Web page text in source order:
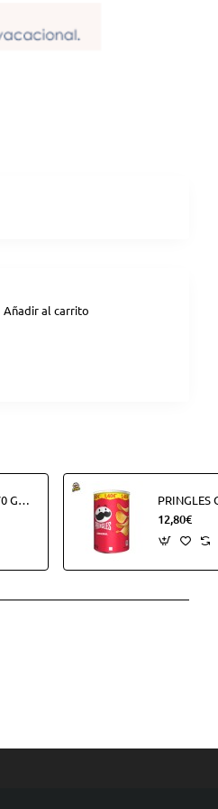
Añadir al carrito
PRINGLES HOT&SPICY 70 GRS. (12UDS)
12,80€